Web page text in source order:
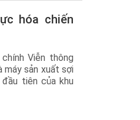
Viễn thông
máy sản xuất sợi
tiên của khu